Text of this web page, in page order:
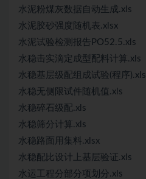
水泥粉煤灰数据自动生成.xls
水泥胶砂强度随机表.xlsx
水泥试验检测报告PO52.5.xls
水稳击实滴定成型配料计算.xls
水稳基层级配组成试验(程序).xls
水稳无侧限试件随机值.xls
水稳碎石级配.xls
水稳筛分计算.xls
水稳路面用集料.xlsx
水稳配比设计上基层验证.xls
水运工程分部分项划分.xls